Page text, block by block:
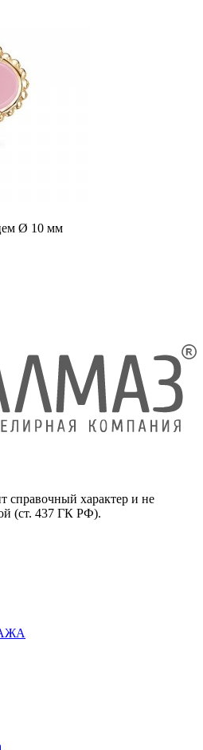
Ø 10 мм
справочный характер и не
(ст. 437 ГК РФ).